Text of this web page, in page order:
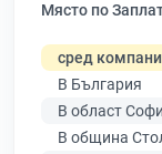
Място по
сред
В България
В област
В община